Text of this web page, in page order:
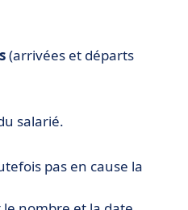
(arrivées et départs
salarié.
pas en cause la